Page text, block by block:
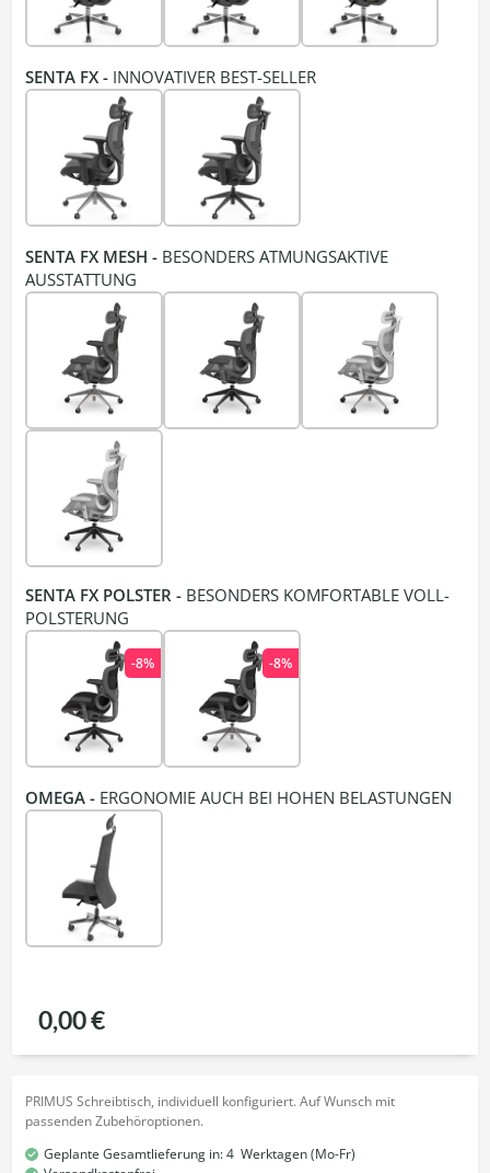
SENTA FX - INNOVATIVER BEST-SELLER
SENTA FX MESH - BESONDERS ATMUNGSAKTIVE
AUSSTATTUNG
SENTA FX POLSTER - BESONDERS KOMFORTABLE VOLL-
POLSTERUNG
-8% -8%
OMEGA - ERGONOMIE AUCH BEI HOHEN BELASTUNGEN
0,00 €
PRIMUS Schreibtisch, individuell konfiguriert. Auf Wunsch mit
passenden Zubehöroptionen.
Geplante Gesamtlieferung in:4 Werktagen (Mo-Fr)